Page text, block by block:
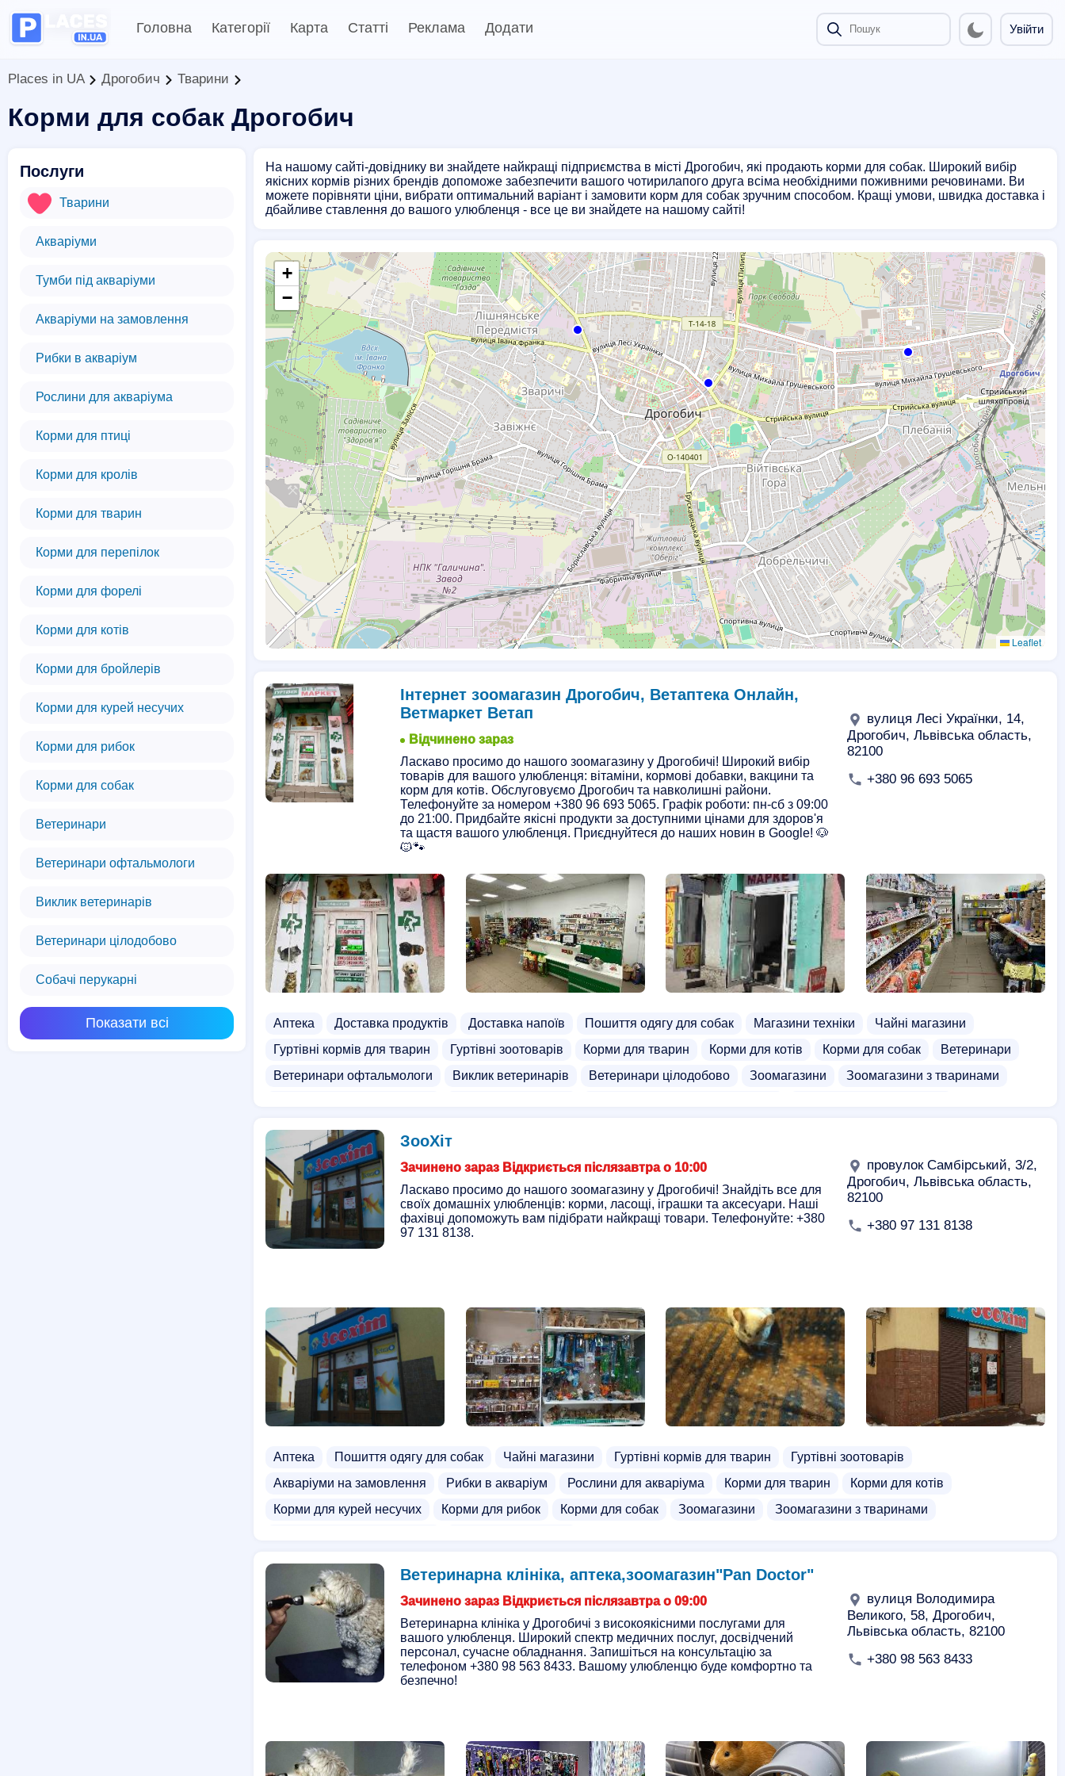
Головна Категорії Карта Статті Реклама Додати Увійти
Places in UA Дрогобич Тварини
Корми для собак Дрогобич
Послуги
Тварини
Акваріуми
Тумби під акваріуми
Акваріуми на замовлення
Рибки в акваріум
Рослини для акваріума
Корми для птиці
Корми для кролів
Корми для тварин
Корми для перепілок
Корми для форелі
Корми для котів
Корми для бройлерів
Корми для курей несучих
Корми для рибок
Корми для собак
Ветеринари
Ветеринари офтальмологи
Виклик ветеринарів
Ветеринари цілодобово
Собачі перукарні
Показати всі
На нашому сайті-довіднику ви знайдете найкращі підприємства в місті Дрогобич, які продають корми для собак. Широкий вибір
якісних кормів різних брендів допоможе забезпечити вашого чотирилапого друга всіма необхідними поживними речовинами. Ви
можете порівняти ціни, вибрати оптимальний варіант і замовити корм для собак зручним способом. Кращі умови, швидка доставка і
дбайливе ставлення до вашого улюбленця - все це ви знайдете на нашому сайті!
+
−
Leaflet
Інтернет зоомагазин Дрогобич, Ветаптека Онлайн,
Ветмаркет Ветап
Відчинено зараз
Ласкаво просимо до нашого зоомагазину у Дрогобичі! Широкий вибір
товарів для вашого улюбленця: вітаміни, кормові добавки, вакцини та
корм для котів. Обслуговуємо Дрогобич та навколишні райони.
Телефонуйте за номером +380 96 693 5065. Графік роботи: пн-сб з 09:00
до 21:00. Придбайте якісні продукти за доступними цінами для здоров'я
та щастя вашого улюбленця. Приєднуйтеся до наших новин в Google! 🐶
🐱🐾
вулиця Лесі Українки, 14,
Дрогобич, Львівська область,
82100
+380 96 693 5065
Аптека Доставка продуктів Доставка напоїв Пошиття одягу для собак Магазини техніки
Чайні магазини
Гуртівні кормів для тварин
Гуртівні зоотоварів Корми для тварин Корми для котів Корми для собак
Ветеринари
Ветеринари офтальмологи
Виклик ветеринарів Ветеринари цілодобово Зоомагазини
Зоомагазини з тваринами
Постачальники напоїв
ЗооХіт
Зачинено зараз Відкриється післязавтра о 10:00
Ласкаво просимо до нашого зоомагазину у Дрогобичі! Знайдіть все для
своїх домашніх улюбленців: корми, ласощі, іграшки та аксесуари. Наші
фахівці допоможуть вам підібрати найкращі товари. Телефонуйте: +380
97 131 8138.
провулок Самбірський, 3/2,
Дрогобич, Львівська область,
82100
+380 97 131 8138
Аптека Пошиття одягу для собак Чайні магазини Гуртівні кормів для тварин
Гуртівні зоотоварів
Акваріуми на замовлення
Рибки в акваріум Рослини для акваріума Корми для тварин
Корми для котів
Корми для курей несучих
Корми для рибок Корми для собак Зоомагазини
Зоомагазини з тваринами
Ветеринарна клініка, аптека,зоомагазин"Pan Doctor"
Зачинено зараз Відкриється післязавтра о 09:00
Ветеринарна клініка у Дрогобичі з високоякісними послугами для
вашого улюбленця. Широкий спектр медичних послуг, досвідчений
персонал, сучасне обладнання. Запишіться на консультацію за
телефоном +380 98 563 8433. Вашому улюбленцю буде комфортно та
безпечно!
вулиця Володимира
Великого, 58, Дрогобич,
Львівська область, 82100
+380 98 563 8433